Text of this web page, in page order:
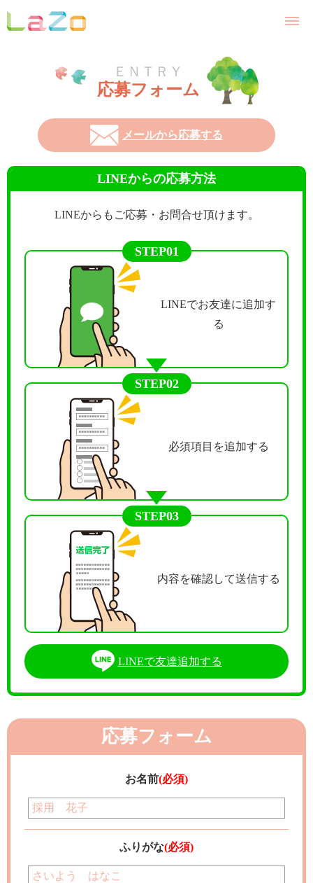
ＥＮＴＲＹ
応募フォーム
メールから応募する
LINEからの応募方法
LINEからもご応募・お問合せ頂けます。
STEP01
LINEでお友達に追加す
る
STEP02
必須項目を追加する
STEP03
内容を確認して送信する
LINEで友達追加する
応募フォーム
お名前(必須)
ふりがな(必須)